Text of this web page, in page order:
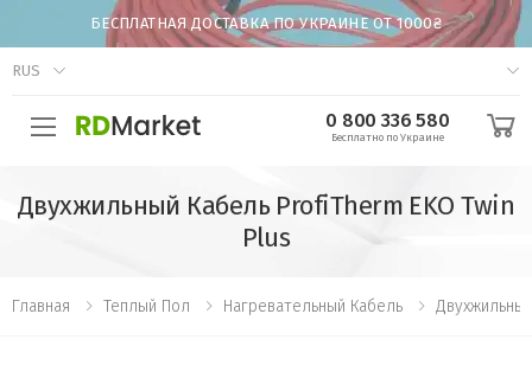
БЕСПЛАТНАЯ ДОСТАВКА ПО УКРАИНЕ ОТ 1000₴
RUS
0 800 336 580
Бесплатно по Украине
Двухжильный Кабель ProfiTherm EKO Twin
Plus
Главная Теплый Пол Нагревательный Кабель